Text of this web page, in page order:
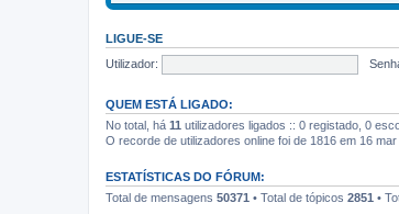
LIGUE-SE
Utilizador:
QUEM ESTÁ LIGADO:
No total, há 11 utilizadores ligados :: 0 registado, 0
O recorde de utilizadores online foi de 1816 em 16
ESTATÍSTICAS DO FÓRUM:
Total de mensagens 50371 • Total de tópicos 2851 •